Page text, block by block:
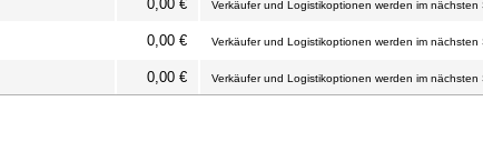
0,00 € Verkäufer und Logistikoptionen werden im
0,00 € Verkäufer und Logistikoptionen werden im
0,00 € Verkäufer und Logistikoptionen werden im